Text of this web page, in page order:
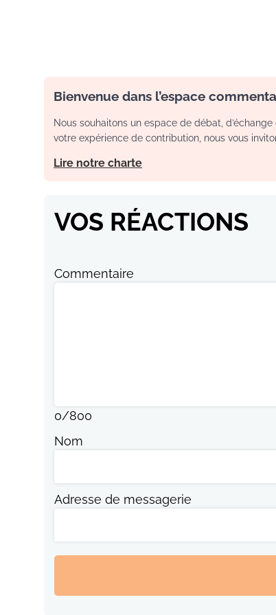
Bienvenue dans l’espace
Nous souhaitons un espace de débat,
votre expérience de contribution, nous vous
Lire notre charte
VOS RÉACTIONS
Commentaire
0/800
Nom
Adresse de messagerie